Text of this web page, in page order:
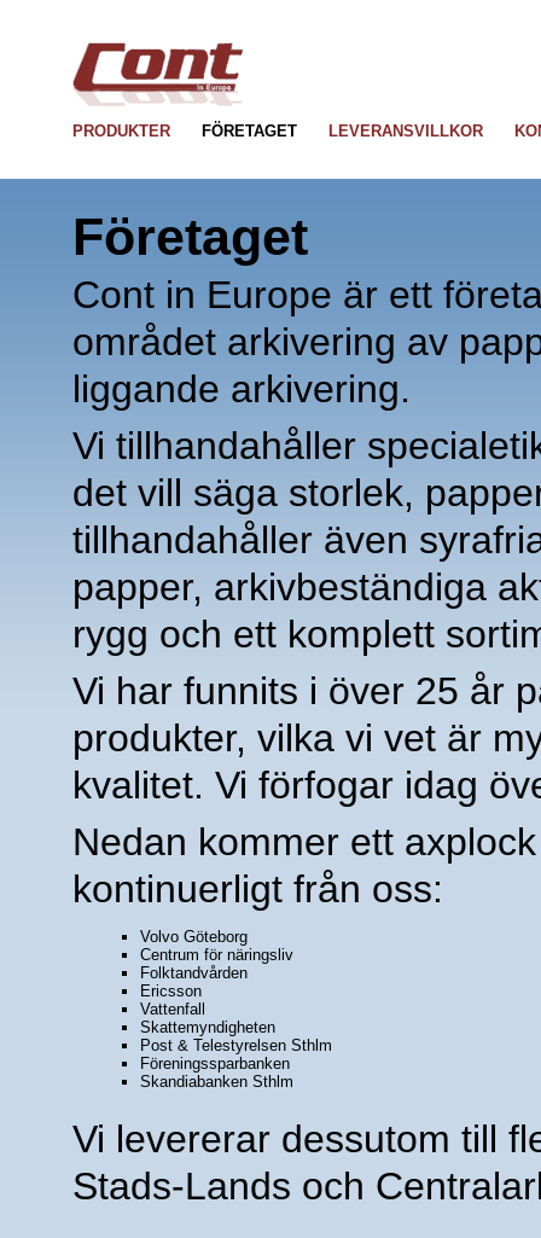
PRODUKTER FÖRETAGET LEVERANSVILLKOR
Företaget
Cont in Europe är ett
området arkivering av
liggande arkivering.
Vi tillhandahåller
det vill säga storlek,
tillhandahåller även
papper, arkivbeständiga
rygg och ett komplett
Vi har funnits i över 25 år
produkter, vilka vi vet är
kvalitet. Vi förfogar idag
Nedan kommer ett
kontinuerligt från oss:
Volvo Göteborg
Centrum för näringsliv
Folktandvården
Ericsson
Vattenfall
Skattemyndigheten
Post & Telestyrelsen Sthlm
Föreningssparbanken
Skandiabanken Sthlm
Vi levererar dessutom till
Stads-Lands och